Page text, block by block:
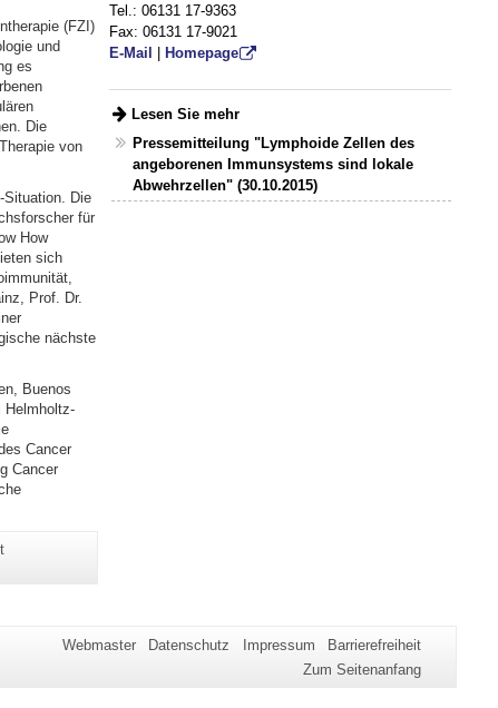
(FZI)
und
es
Die
von
Situation. Die
für
How
sich
Prof. Dr.
nächste
Buenos
Helmholtz-
Cancer
Cancer
Tel.: 06131 17-9363
Fax: 06131 17-9021
E-Mail
Homepage
Lesen Sie mehr
Pressemitteilung "Lymphoide Zellen des
angeborenen Immunsystems sind lokale
Abwehrzellen" (30.10.2015)
Webmaster Datenschutz Impressum
Barrierefreiheit
Zum Seitenanfang